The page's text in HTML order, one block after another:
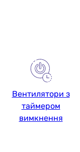
Вентилятори з
таймером
вимкнення